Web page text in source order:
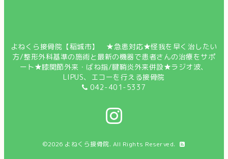
よねくら接骨院【稲城市】 ★急患対応★怪我を早く治したい
方/整形外科基準の施術と最新の機器で患者さんの治療をサポ
ート★膝関節外来・ばね指/腱鞘炎外来併設★ラジオ波、
LIPUS、エコーを行える接骨院
042-401-5337
©2026 よねくら接骨院. All Rights Reserved.